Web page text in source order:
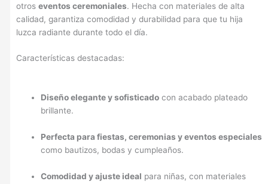
otroseventos ceremoniales. Hecha con materiales de alta
calidad, garantiza comodidad y durabilidad para que tu hija
luzca radiante durante todo el día.
Características destacadas:
Diseño elegante y sofisticado con acabado plateado
brillante.
Perfecta para fiestas, ceremonias y eventos especiales
como bautizos, bodas y cumpleaños.
Comodidad y ajuste ideal para niñas, con materiales